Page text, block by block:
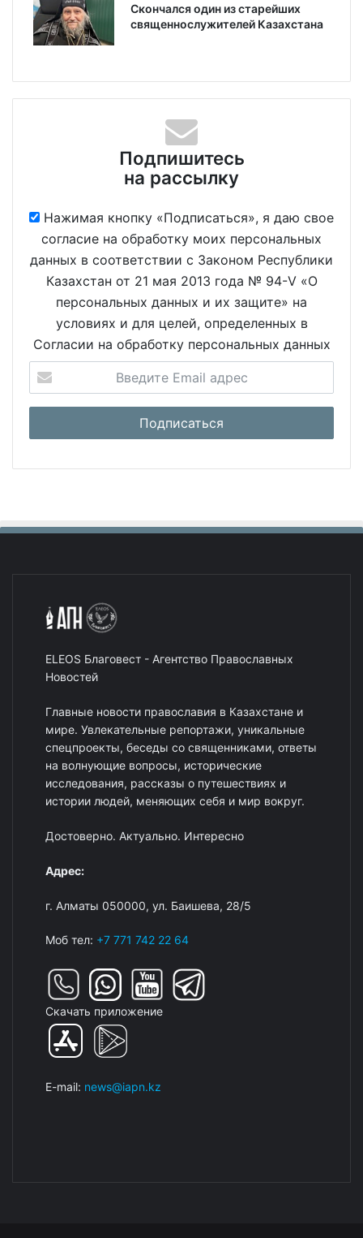
Скончался один из старейших
священнослужителей Казахстана
Подпишитесь
на рассылку
Нажимая кнопку «Подписаться», я даю свое
согласие на обработку моих персональных
данных в соответствии с Законом Республики
Казахстан от 21 мая 2013 года № 94-V «О
персональных данных и их защите» на
условиях и для целей, определенных в
Согласии на обработку персональных данных
ELEOS Благовест - Агентство Православных
Новостей
Главные новости православия в Казахстане и
мире. Увлекательные репортажи, уникальные
спецпроекты, беседы со священниками, ответы
на волнующие вопросы, исторические
исследования, рассказы о путешествиях и
истории людей, меняющих себя и мир вокруг.
Достоверно. Актуально. Интересно
Адрес:
г. Алматы 050000, ул. Баишева, 28/5
Моб тел: +7 771 742 22 64
Скачать приложение
E-mail: news@iapn.kz